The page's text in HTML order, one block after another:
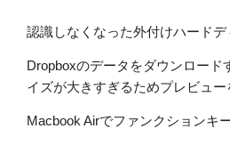
認識しなくなった外付けハード
Dropboxのデータをダウンロード
イズが大きすぎるためプレビュ
Macbook Airでファンクションキ